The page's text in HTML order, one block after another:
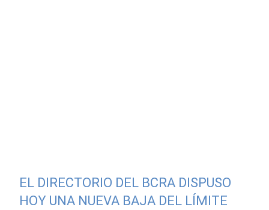
EL DIRECTORIO DEL BCRA DISPUSO
HOY UNA NUEVA BAJA DEL LÍMITE